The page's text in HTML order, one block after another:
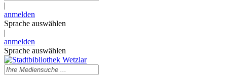
|
anmelden
Sprache auswählen
|
anmelden
Sprache auswählen